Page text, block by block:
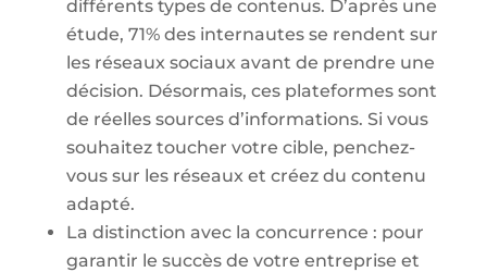
différents types de contenus. D’après une
étude, 71% des internautes se rendent sur
les réseaux sociaux avant de prendre une
décision. Désormais, ces plateformes sont
de réelles sources d’informations. Si vous
souhaitez toucher votre cible, penchez-
vous sur les réseaux et créez du contenu
adapté.
La distinction avec la concurrence : pour
garantir le succès de votre entreprise et